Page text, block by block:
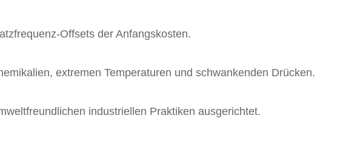
Offsets der Anfangskosten.
extremen Temperaturen und schwankenden Drücken.
industriellen Praktiken ausgerichtet.